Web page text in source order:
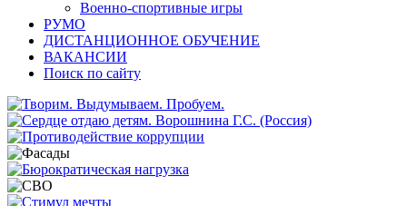
Военно-спортивные игры
РУМО
ДИСТАНЦИОННОЕ ОБУЧЕНИЕ
ВАКАНСИИ
Поиск по сайту